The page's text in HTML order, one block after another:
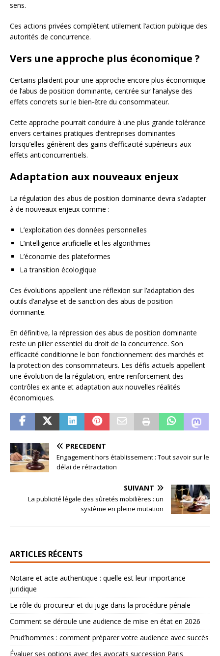
sens.
Ces actions privées complètent utilement l’action publique des
autorités de concurrence.
Vers une approche plus économique ?
Certains plaident pour une approche encore plus économique
de l’abus de position dominante, centrée sur l’analyse des
effets concrets sur le bien-être du consommateur.
Cette approche pourrait conduire à une plus grande tolérance
envers certaines pratiques d’entreprises dominantes
lorsqu’elles génèrent des gains d’efficacité supérieurs aux
effets anticoncurrentiels.
Adaptation aux nouveaux enjeux
La régulation des abus de position dominante devra s’adapter
à de nouveaux enjeux comme :
L’exploitation des données personnelles
L’intelligence artificielle et les algorithmes
L’économie des plateformes
La transition écologique
Ces évolutions appellent une réflexion sur l’adaptation des
outils d’analyse et de sanction des abus de position
dominante.
En définitive, la répression des abus de position dominante
reste un pilier essentiel du droit de la concurrence. Son
efficacité conditionne le bon fonctionnement des marchés et
la protection des consommateurs. Les défis actuels appellent
une évolution de la régulation, entre renforcement des
contrôles ex ante et adaptation aux nouvelles réalités
économiques.
PRÉCÉDENT
Engagement hors établissement : Tout savoir sur le
délai de rétractation
SUIVANT
La publicité légale des sûretés mobilières : un
système en pleine mutation
ARTICLES RÉCENTS
Notaire et acte authentique : quelle est leur importance
juridique
Le rôle du procureur et du juge dans la procédure pénale
Comment se déroule une audience de mise en état en 2026
Prud’hommes : comment préparer votre audience avec succès
Évaluer ses options avec des avocats succession Paris